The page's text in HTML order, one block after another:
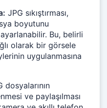
JPG sıkıştırması,
boyutunu
Bu, belirli
olarak bir görsele
uygulanmasına
dosyalarının
ve paylaşılması